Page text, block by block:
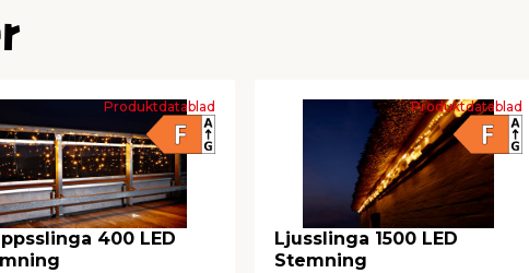
Produktdatablad
400 LED
Produktdatablad
Ljusslinga 1500 LED
Stemning